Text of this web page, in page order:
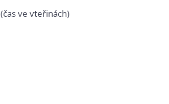
(čas ve vteřinách)